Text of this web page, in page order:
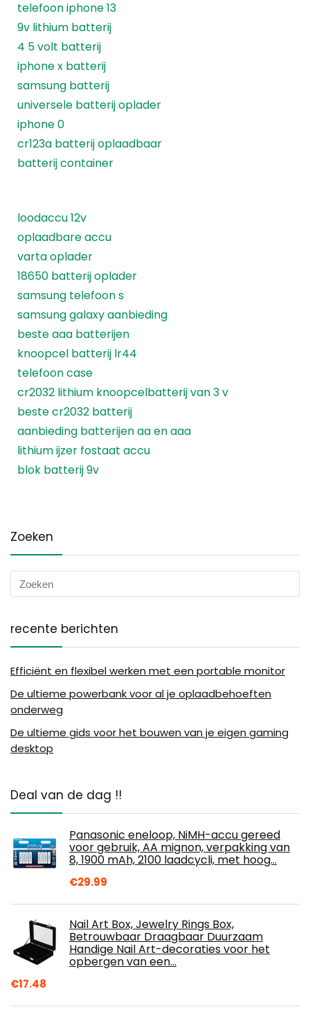
telefoon iphone 13
9v lithium batterij
4 5 volt batterij
iphone x batterij
samsung batterij
universele batterij oplader
iphone 0
cr123a batterij oplaadbaar
batterij container
loodaccu 12v
oplaadbare accu
varta oplader
18650 batterij oplader
samsung telefoon s
samsung galaxy aanbieding
beste aaa batterijen
knoopcel batterij lr44
telefoon case
cr2032 lithium knoopcelbatterij van 3 v
beste cr2032 batterij
aanbieding batterijen aa en aaa
lithium ijzer fostaat accu
blok batterij 9v
Zoeken
recente berichten
Efficiënt en flexibel werken met een portable monitor
De ultieme powerbank voor al je oplaadbehoeften
onderweg
De ultieme gids voor het bouwen van je eigen gaming
desktop
Deal van de dag !!
Panasonic eneloop, NiMH-accu gereed
voor gebruik, AA mignon, verpakking van
8, 1900 mAh, 2100 laadcycli, met hoog…
€29.99
Nail Art Box, Jewelry Rings Box,
Betrouwbaar Draagbaar Duurzaam
Handige Nail Art-decoraties voor het
opbergen van een…
€17.48